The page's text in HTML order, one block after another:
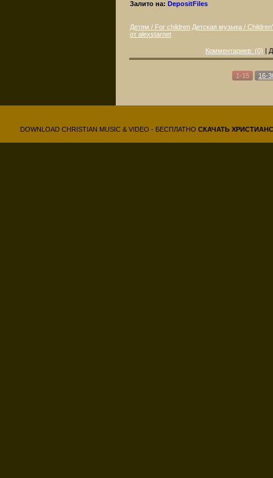
Залито на: DepositFiles
Детям / For children Детская музыка /
от alexstarnet
Комментариев: (0) |
1-15 16-
DOWNLOAD CHRISTIAN MUSIC & VIDEO - БЕСПЛАТНО СКАЧАТЬ